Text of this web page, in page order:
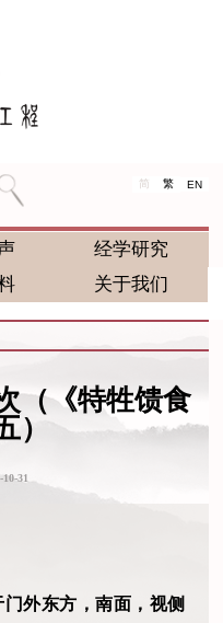
简 繁 EN
经学研究
关于我们
（《特牲馈食
）
10-31
外东方，南面，视侧